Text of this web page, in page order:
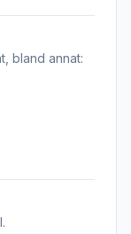
bland annat: